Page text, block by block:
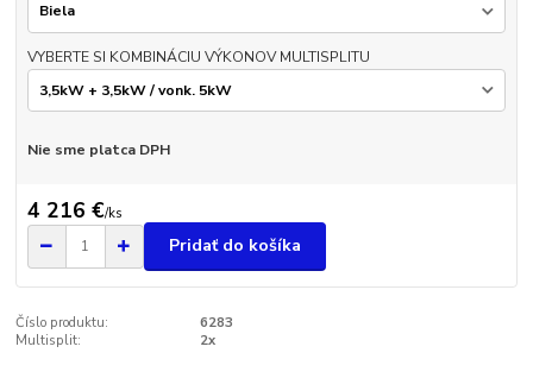
VYBERTE SI KOMBINÁCIU VÝKONOV MULTISPLITU
Nie sme platca DPH
4 216 €/ks
Pridať do košíka
Číslo produktu:
6283
Multisplit:
2x